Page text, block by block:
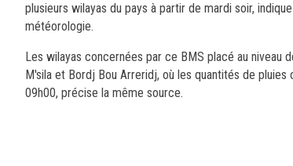
plusieurs wilayas du pays à partir de mardi soir,
météorologie.
Les wilayas concernées par ce BMS placé au niveau
M'sila et Bordj Bou Arreridj, où les quantités de
09h00, précise la même source.